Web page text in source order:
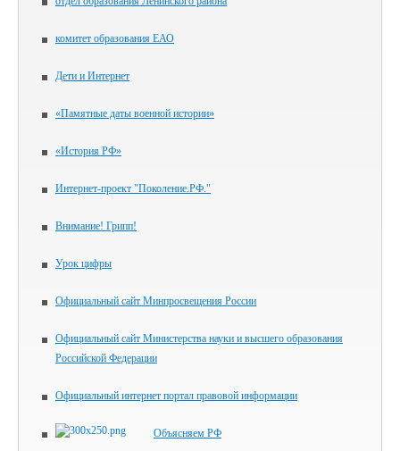
комитет образования ЕАО
Дети и Интернет
«Памятные даты военной истории»
«История РФ»
Интернет-проект "Поколение.РФ."
Внимание! Грипп!
Урок цифры
Официальный сайт Минпросвещения России
Официальный сайт Министерства науки и высшего образования
Российской Федерации
Официальный интернет портал правовой информации
Объясняем РФ